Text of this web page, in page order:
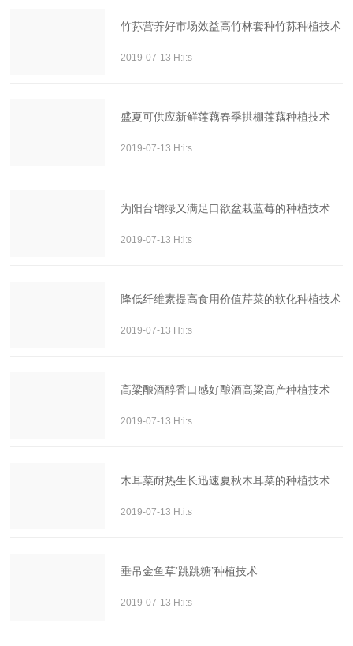
竹荪营养好市场效益高竹林套种竹荪种植技术
2019-07-13 H:i:s
盛夏可供应新鲜莲藕春季拱棚莲藕种植技术
2019-07-13 H:i:s
为阳台增绿又满足口欲盆栽蓝莓的种植技术
2019-07-13 H:i:s
降低纤维素提高食用价值芹菜的软化种植技术
2019-07-13 H:i:s
高粱酿酒醇香口感好酿酒高粱高产种植技术
2019-07-13 H:i:s
木耳菜耐热生长迅速夏秋木耳菜的种植技术
2019-07-13 H:i:s
垂吊金鱼草‘跳跳糖’种植技术
2019-07-13 H:i:s